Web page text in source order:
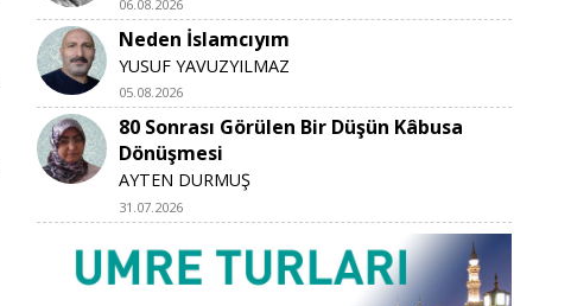
06.08.2026
Neden İslamcıyım
YUSUF YAVUZYILMAZ
05.08.2026
80 Sonrası Görülen Bir Düşün Kâbusa
Dönüşmesi
AYTEN DURMUŞ
31.07.2026